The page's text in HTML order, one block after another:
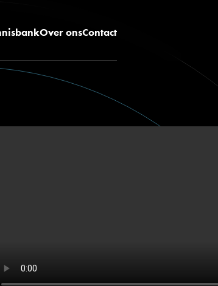
Over onsContact